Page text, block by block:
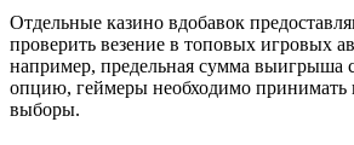
Отдельные казино вдобавок
проверить везение в топовых игровых
например, предельная сумма выигрыша
опцию, геймеры необходимо принимать
выборы.